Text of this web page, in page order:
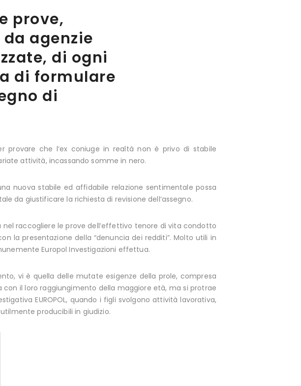
prove,
agenzie
di ogni
di formulare
di
provare che l’ex coniuge in realtà non è privo di stabile
attività, incassando somme in nero.
nuova stabile ed affidabile relazione sentimentale possa
da giustificare la richiesta di revisione dell’assegno.
nel raccogliere le prove dell’effettivo tenore di vita condotto
la presentazione della “denuncia dei redditi”. Molto utili in
Europol Investigazioni effettua.
vi è quella delle mutate esigenze della prole, compresa
il loro raggiungimento della maggiore età, ma si protrae
EUROPOL, quando i figli svolgono attività lavorativa,
producibili in giudizio.